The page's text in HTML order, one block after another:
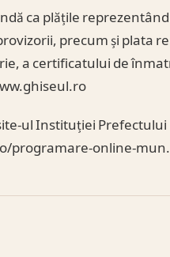
ca plățile
precum și plata
a certificatului de
ul Instituției
programare-online-